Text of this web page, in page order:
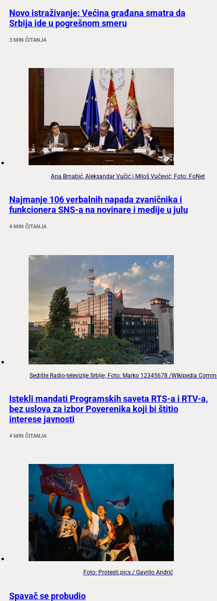
Novo istraživanje: Većina građana smatra da
Srbija ide u pogrešnom smeru
3 MIN ČITANJA
Ana Brnabić, Aleksandar Vučić i Miloš Vučević; Foto: FoNet
Najmanje 106 verbalnih napada zvaničnika i
funkcionera SNS-a na novinare i medije u julu
4 MIN ČITANJA
Sedište Radio-televizije Srbije; Foto: Marko 12345678 /WIkipedia
Istekli mandati Programskih saveta RTS-a i RTV-a,
bez uslova za izbor Poverenika koji bi štitio
interese javnosti
4 MIN ČITANJA
Foto: Protesti.pics / Gavrilo Andrić
Spavač se probudio